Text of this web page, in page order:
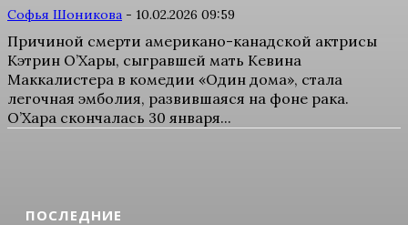
ПОСЛЕДНИЕ
Софья Шоникова - 10.02.2026 09:59
Причиной смерти американо-канадской актрисы
Кэтрин О’Хары, сыгравшей мать Кевина
Маккалистера в комедии «Один дома», стала
легочная эмболия, развившаяся на фоне рака.
О’Хара скончалась 30 января...